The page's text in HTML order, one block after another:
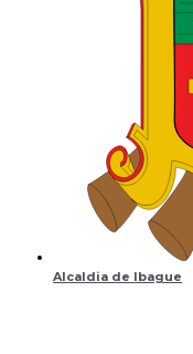
Alcaldia de Ibague